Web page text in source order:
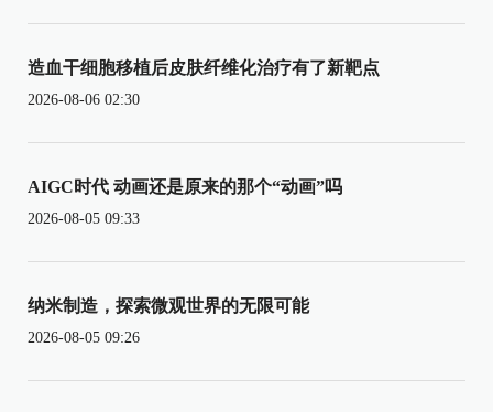
造血干细胞移植后皮肤纤维化治疗有了新靶点
2026-08-06 02:30
AIGC时代 动画还是原来的那个“动画”吗
2026-08-05 09:33
纳米制造，探索微观世界的无限可能
2026-08-05 09:26